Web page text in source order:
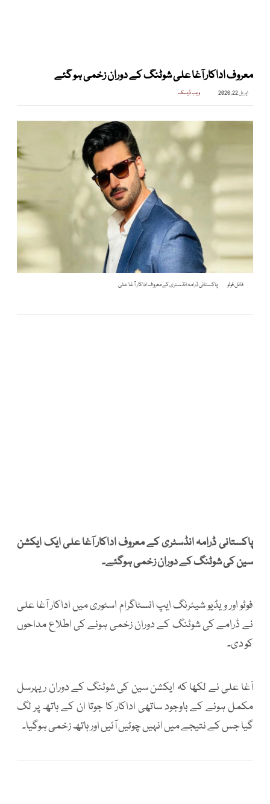
معروف اداکار آغا علی شوٹنگ کے دوران زخمی ہو گئے
اپریل 22, 2026 ویب ڈیسک
فائل فوٹو پاکستانی ڈرامہ انڈسٹری کے معروف اداکار آغا علی
پاکستانی ڈرامہ انڈسٹری کے معروف اداکار آغا علی ایک ایکشن
سین کی شوٹنگ کے دوران زخمی ہوگئے۔
فوٹو اور ویڈیو شیئرنگ ایپ انسٹاگرام اسٹوری میں اداکار آغا علی
نے ڈرامے کی شوٹنگ کے دوران زخمی ہونے کی اطلاع مداحوں
کو دی۔
آغا علی نے لکھا کہ ایکشن سین کی شوٹنگ کے دوران ریہرسل
مکمل ہونے کے باوجود ساتھی اداکار کا جوتا ان کے ہاتھ پر لگ
گیا جس کے نتیجے میں انہیں چوٹیں آئیں اور ہاتھ زخمی ہوگیا۔